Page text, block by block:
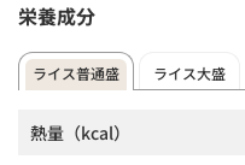
栄養成分
ライス普通盛 ライス大盛
熱量 （kcal）